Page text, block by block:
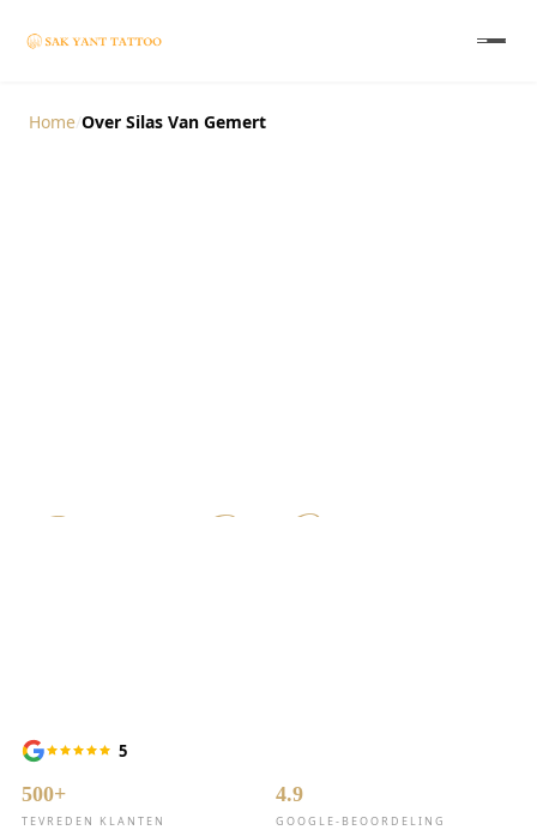
Home Over Silas Van Gemert
5
500+
TEVREDEN KLANTEN
4.9
GOOGLE-BEOORDELING